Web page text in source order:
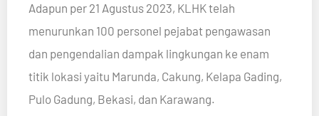
Adapun per 21 Agustus 2023, KLHK telah
menurunkan 100 personel pejabat pengawasan
dan pengendalian dampak lingkungan ke enam
titik lokasi yaitu Marunda, Cakung, Kelapa Gading,
Pulo Gadung, Bekasi, dan Karawang.